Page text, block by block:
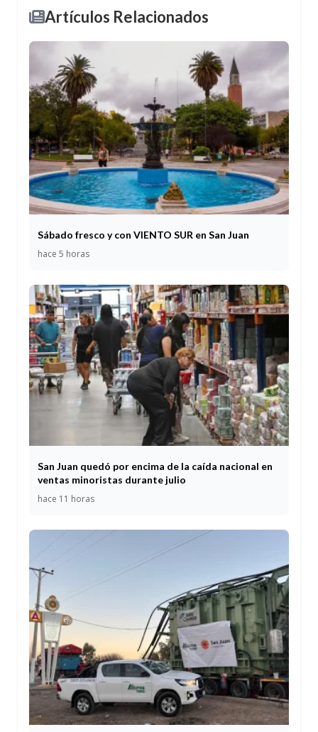
Artículos Relacionados
Sábado fresco y con VIENTO SUR en San Juan
hace 5 horas
San Juan quedó por encima de la caída nacional en
ventas minoristas durante julio
hace 11 horas